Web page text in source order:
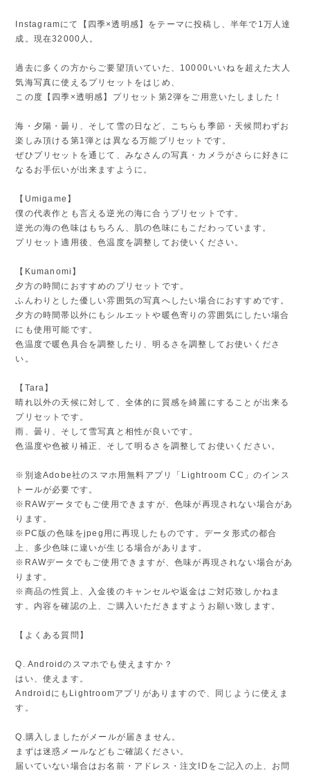
Instagramにて【四季×透明感】をテーマに投稿し、半年で1万人達
成。現在32000人。
過去に多くの方からご要望頂いていた、10000いいねを超えた大人
気海写真に使えるプリセットをはじめ、
この度【四季×透明感】プリセット第2弾をご用意いたしました！
海・夕陽・曇り、そして雪の日など、こちらも季節・天候問わずお
楽しみ頂ける第1弾とは異なる万能プリセットです。
ぜひプリセットを通じて、みなさんの写真・カメラがさらに好きに
なるお手伝いが出来ますように。
【Umigame】
僕の代表作とも言える逆光の海に合うプリセットです。
逆光の海の色味はもちろん、肌の色味にもこだわっています。
プリセット適用後、色温度を調整してお使いください。
【Kumanomi】
夕方の時間におすすめのプリセットです。
ふんわりとした優しい雰囲気の写真へしたい場合におすすめです。
夕方の時間帯以外にもシルエットや暖色寄りの雰囲気にしたい場合
にも使用可能です。
色温度で暖色具合を調整したり、明るさを調整してお使いくださ
い。
【Tara】
晴れ以外の天候に対して、全体的に質感を綺麗にすることが出来る
プリセットです。
雨、曇り、そして雪写真と相性が良いです。
色温度や色被り補正、そして明るさを調整してお使いください。
※別途Adobe社のスマホ用無料アプリ「Lightroom CC」のインス
トールが必要です。
※RAWデータでもご使用できますが、色味が再現されない場合があ
ります。
※PC版の色味をjpeg用に再現したものです。データ形式の都合
上、多少色味に違いが生じる場合があります。
※RAWデータでもご使用できますが、色味が再現されない場合があ
ります。
※商品の性質上、入金後のキャンセルや返金はご対応致しかねま
す。内容を確認の上、ご購入いただきますようお願い致します。
【よくある質問】
Q. Androidのスマホでも使えますか？
はい、使えます。
AndroidにもLightroomアプリがありますので、同じように使えま
す。
Q.購入しましたがメールが届きません。
まずは迷惑メールなどもご確認ください。
届いていない場合はお名前・アドレス・注文IDをご記入の上、お問